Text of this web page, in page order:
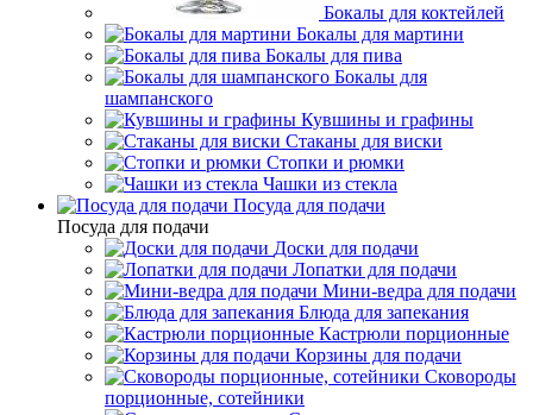
Бокалы для коктейлей
Бокалы для мартини
Бокалы для пива
Бокалы для
шампанского
Кувшины и графины
Стаканы для виски
Стопки и рюмки
Чашки из стекла
Посуда для подачи
Посуда для подачи
Доски для подачи
Лопатки для подачи
Мини-ведра для подачи
Блюда для запекания
Кастрюли порционные
Корзины для подачи
Сковороды
порционные, сотейники